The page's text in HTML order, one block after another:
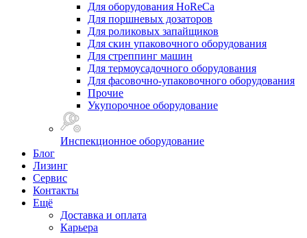
Для оборудования HoReCa
Для поршневых дозаторов
Для роликовых запайщиков
Для скин упаковочного оборудования
Для стреппинг машин
Для термоусадочного оборудования
Для фасовочно-упаковочного оборудования
Прочие
Укупорочное оборудование
Инспекционное оборудование
Блог
Лизинг
Сервис
Контакты
Ещё
Доставка и оплата
Карьера